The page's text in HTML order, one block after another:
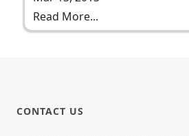
Read More...
CONTACT US